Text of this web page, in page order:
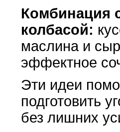
Комбинация
колбасой:
маслина и
эффектное
Эти идеи
подготовить
без лишних